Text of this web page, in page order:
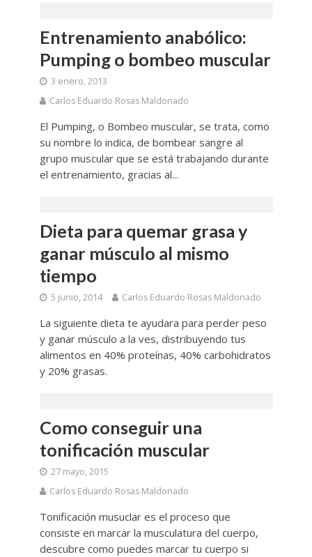
Entrenamiento anabólico:
Pumping o bombeo muscular
3 enero, 2013
Carlos Eduardo Rosas Maldonado
El Pumping, o Bombeo muscular, se trata, como
su nombre lo indica, de bombear sangre al
grupo muscular que se está trabajando durante
el entrenamiento, gracias al...
Dieta para quemar grasa y
ganar músculo al mismo
tiempo
5 junio, 2014 Carlos Eduardo Rosas Maldonado
La siguiente dieta te ayudara para perder peso
y ganar músculo a la ves, distribuyendo tus
alimentos en 40% proteínas, 40% carbohidratos
y 20% grasas.
Como conseguir una
tonificación muscular
27 mayo, 2015
Carlos Eduardo Rosas Maldonado
Tonificación musuclar es el proceso que
consiste en marcar la musculatura del cuerpo,
descubre como puedes marcar tu cuerpo si